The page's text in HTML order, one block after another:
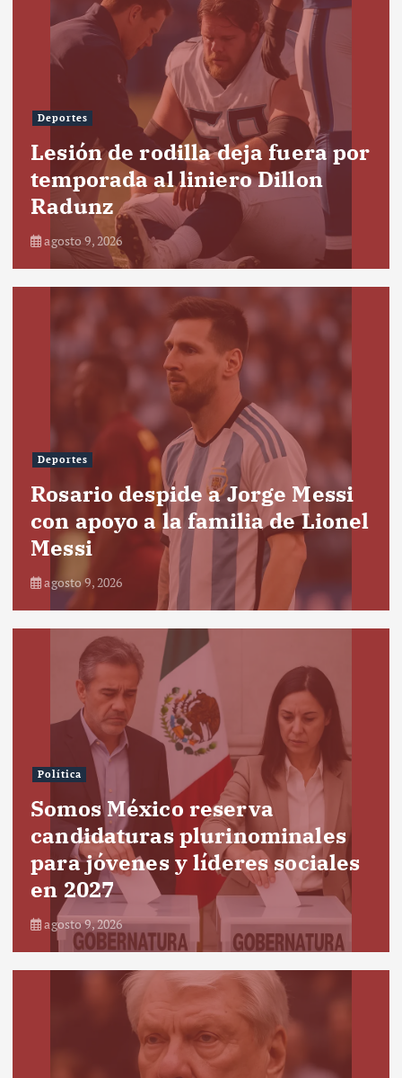
Deportes
Lesión de rodilla deja fuera por
temporada al liniero Dillon
Radunz
agosto 9, 2026
Deportes
Rosario despide a Jorge Messi
con apoyo a la familia de Lionel
Messi
agosto 9, 2026
Política
Somos México reserva
candidaturas plurinominales
para jóvenes y líderes sociales
en 2027
agosto 9, 2026